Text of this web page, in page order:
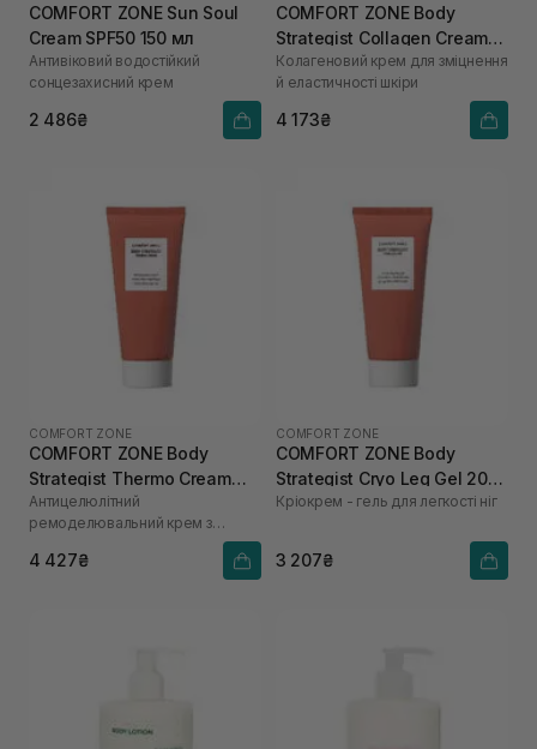
COMFORT ZONE Sun Soul
Cream SPF50 150 мл
Антивіковий водостійкий
сонцезахисний крем
2 486₴
COMFORT ZONE Body
Strategist Collagen Cream
250 мл
Колагеновий крем для зміцнення
й еластичності шкіри
4 173₴
COMFORT ZONE
COMFORT ZONE Body
Strategist Thermo Cream
200 мл
Антицелюлітний
ремоделювальний крем з
4 427₴
COMFORT ZONE
COMFORT ZONE Body
Strategist Cryo Leg Gel 200
мл
Кріокрем - гель для легкості ніг
3 207₴